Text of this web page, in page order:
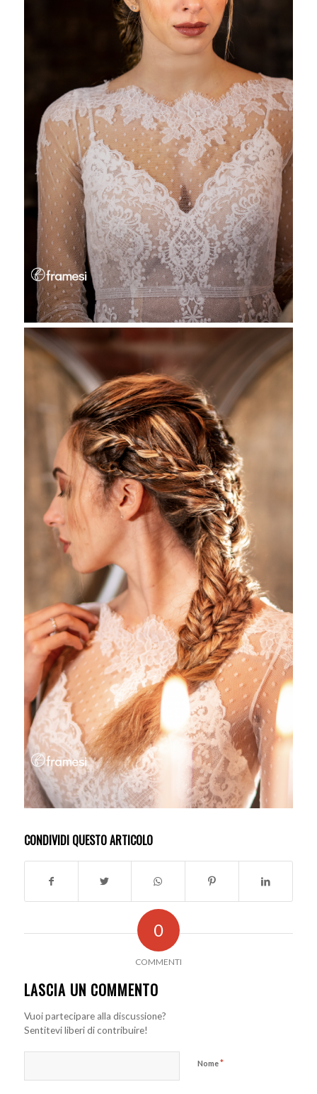
CONDIVIDI QUESTO ARTICOLO
0
COMMENTI
LASCIA UN COMMENTO
Vuoi partecipare alla discussione?
Sentitevi liberi di contribuire!
Nome*